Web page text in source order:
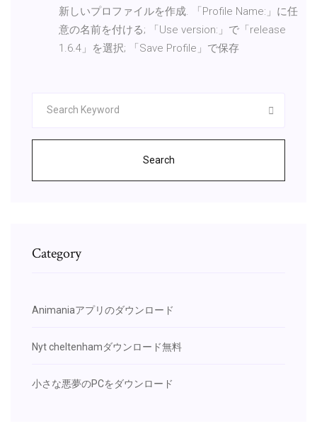
新しいプロファイルを作成. 「Profile Name:」に任
意の名前を付ける; 「Use version:」で「release
1.6.4」を選択; 「Save Profile」で保存
Search
Category
Animaniaアプリのダウンロード
Nyt cheltenhamダウンロード無料
小さな悪夢のPCをダウンロード